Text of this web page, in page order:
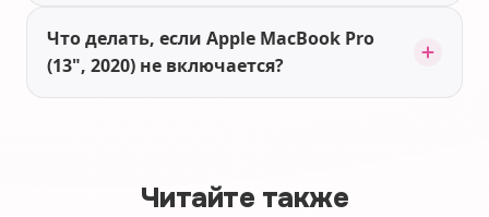
Что делать, если Apple MacBook Pro
(13", 2020) не включается?
Читайте также